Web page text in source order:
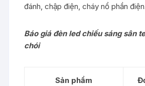
đánh, chập điện, cháy nổ phần
Báo giá đèn led chiếu sáng sân
chói
Sản phẩm